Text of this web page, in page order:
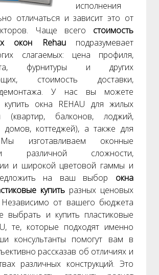
исполнения
отличаться и зависит это от
Чаще всего стоимость
окон Rehauподразумевает
слагаемых: цена профиля,
фурнитуры и других
стоимость доставки,
У нас вы можете
купить окна REHAU для жилых
(квартир, балконов, лоджий,
домов, коттеджей), а также для
изготавливаем оконные
различной сложности,
и широкой цветовой гаммы и
на ваш выбор окна
купить разных ценовых
Независимо от вашего бюджета
выбрать и купить пластиковые
те, которые подходят именно
консультанты помогут вам в
рассказав об отличиях и
различных конструкций. Это